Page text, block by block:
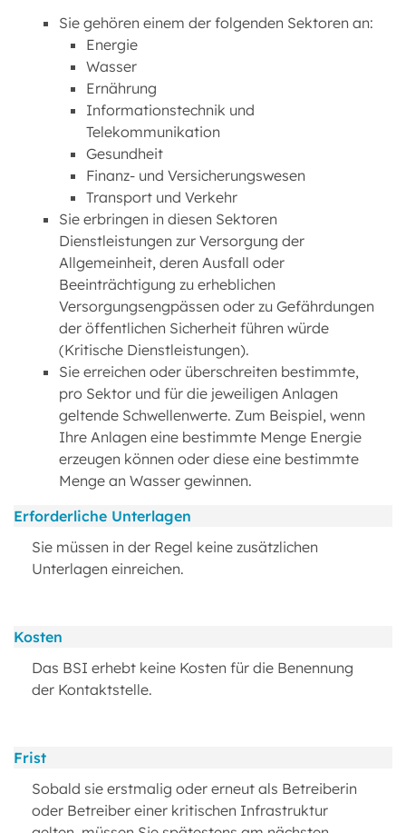
Sie gehören einem der folgenden Sektoren an:
Energie
Wasser
Ernährung
Informationstechnik und
Telekommunikation
Gesundheit
Finanz- und Versicherungswesen
Transport und Verkehr
Sie erbringen in diesen Sektoren
Dienstleistungen zur Versorgung der
Allgemeinheit, deren Ausfall oder
Beeinträchtigung zu erheblichen
Versorgungsengpässen oder zu Gefährdungen
der öffentlichen Sicherheit führen würde
(Kritische Dienstleistungen).
Sie erreichen oder überschreiten bestimmte,
pro Sektor und für die jeweiligen Anlagen
geltende Schwellenwerte. Zum Beispiel, wenn
Ihre Anlagen eine bestimmte Menge Energie
erzeugen können oder diese eine bestimmte
Menge an Wasser gewinnen.
Erforderliche Unterlagen
Sie müssen in der Regel keine zusätzlichen
Unterlagen einreichen.
Kosten
Das BSI erhebt keine Kosten für die Benennung
der Kontaktstelle.
Frist
Sobald sie erstmalig oder erneut als Betreiberin
oder Betreiber einer kritischen Infrastruktur